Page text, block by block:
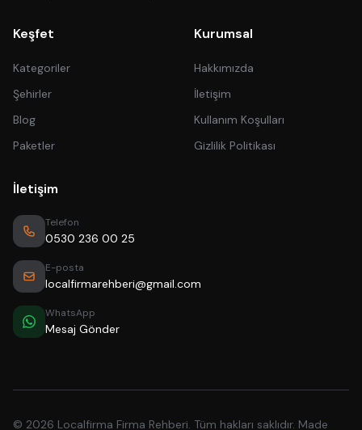
Keşfet
Kategoriler
Şehirler
Blog
Paketler
Kurumsal
Hakkımızda
İletişim
Kullanım Koşulları
Gizlilik Politikası
İletişim
Telefon
0530 236 00 25
E-posta
localfirmarehberi@gmail.com
WhatsApp
Mesaj Gönder
© 2026 Localfirma Firma Rehberi. Tüm hakları saklıdır. Made